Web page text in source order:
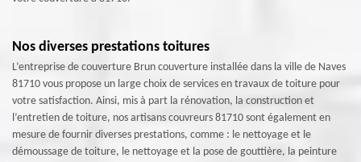
Nos diverses prestations toitures
L’entreprise de couverture Brun couverture installée dans la ville de Naves
81710 vous propose un large choix de services en travaux de toiture pour
votre satisfaction. Ainsi, mis à part la rénovation, la construction et
l’entretien de toiture, nos artisans couvreurs 81710 sont également en
mesure de fournir diverses prestations, comme : le nettoyage et le
démoussage de toiture, le nettoyage et la pose de gouttière, la peinture